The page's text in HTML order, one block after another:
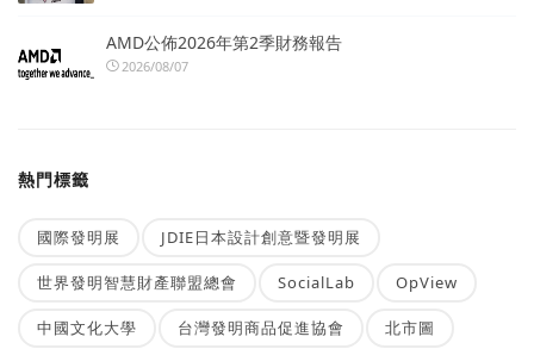
AMD公佈2026年第2季財務報告
2026/08/07
熱門標籤
國際發明展 JDIE日本設計創意暨發明展
世界發明智慧財產聯盟總會 SocialLab OpView
中國文化大學 台灣發明商品促進協會 北市圖